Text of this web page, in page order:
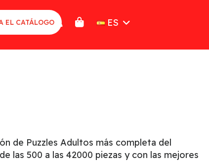
EL CATÁLOGO ES
de Puzzles Adultos más completa del
las 500 a las 42000 piezas y con las mejores